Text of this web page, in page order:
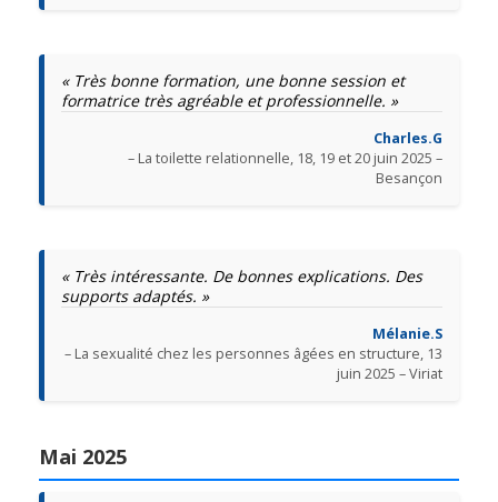
« Très bonne formation, une bonne session et
formatrice très agréable et professionnelle. »
Charles.G
– La toilette relationnelle, 18, 19 et 20 juin 2025 –
Besançon
« Très intéressante. De bonnes explications. Des
supports adaptés. »
Mélanie.S
– La sexualité chez les personnes âgées en structure, 13
juin 2025 – Viriat
Mai 2025